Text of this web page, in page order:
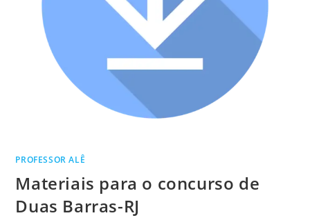
PROFESSOR ALÊ
Materiais para o concurso de
Duas Barras-RJ